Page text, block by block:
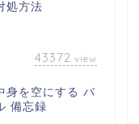
処方法
43372 view
身を空にする バ
備忘録